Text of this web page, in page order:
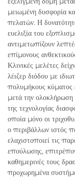
μειωμένη δυσφορία
πελατών. Η
ευελιξία του
αντιμετωπίζουν
επίμονους
Κλινικές μελέτες
λέιζερ διόδου με
πολυμήκους κύματος
μετά την ολοκλήρωση
της τεχνολογίας
οποία μόνο οι
ο περιβάλλων ιστός
ελαχιστοποιεί τις
επούλωσης,
καθημερινές τους
προχωρημένα